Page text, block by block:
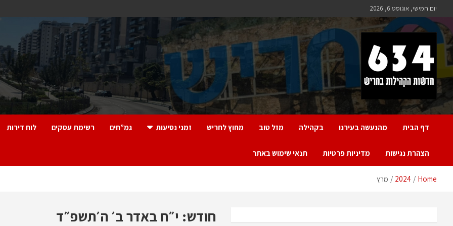
content
יום חמישי, אוגוסט 6, 2026
חריש 634
חדשות הקהילות בחריש
דף הבית מהנעשה בעירנו בקהילה מזל טוב מחוץ לחריש זמני נסיעות גמ”חים רשימת עסקים לוח דירות
הצהרת נגישות מדיניות פרטיות תנאי שימוש באתר
Home
2024 מרץ
חודש: י״ח באדר ב׳ ה׳תשפ״ד